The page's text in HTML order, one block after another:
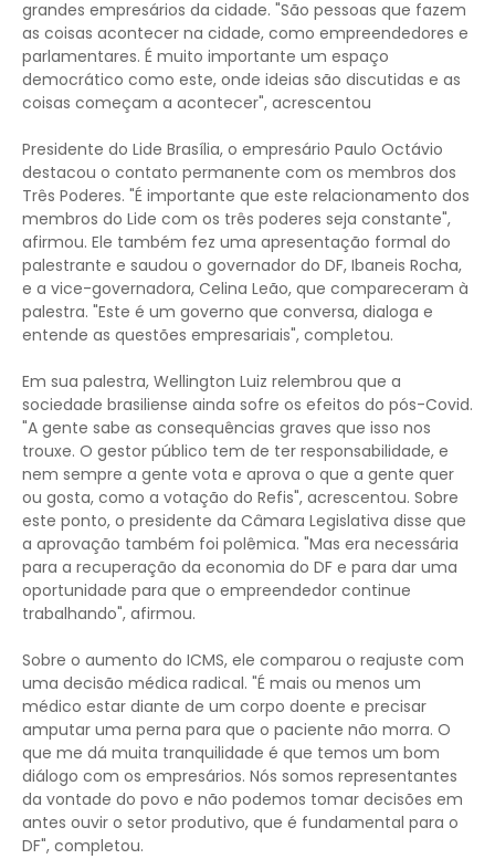
grandes empresários da cidade. "São pessoas que fazem
as coisas acontecer na cidade, como empreendedores e
parlamentares. É muito importante um espaço
democrático como este, onde ideias são discutidas e as
coisas começam a acontecer", acrescentou
Presidente do Lide Brasília, o empresário Paulo Octávio
destacou o contato permanente com os membros dos
Três Poderes. "É importante que este relacionamento dos
membros do Lide com os três poderes seja constante",
afirmou. Ele também fez uma apresentação formal do
palestrante e saudou o governador do DF, Ibaneis Rocha,
e a vice-governadora, Celina Leão, que compareceram à
palestra. "Este é um governo que conversa, dialoga e
entende as questões empresariais", completou.
Em sua palestra, Wellington Luiz relembrou que a
sociedade brasiliense ainda sofre os efeitos do pós-Covid.
"A gente sabe as consequências graves que isso nos
trouxe. O gestor público tem de ter responsabilidade, e
nem sempre a gente vota e aprova o que a gente quer
ou gosta, como a votação do Refis", acrescentou. Sobre
este ponto, o presidente da Câmara Legislativa disse que
a aprovação também foi polêmica. "Mas era necessária
para a recuperação da economia do DF e para dar uma
oportunidade para que o empreendedor continue
trabalhando", afirmou.
Sobre o aumento do ICMS, ele comparou o reajuste com
uma decisão médica radical. "É mais ou menos um
médico estar diante de um corpo doente e precisar
amputar uma perna para que o paciente não morra. O
que me dá muita tranquilidade é que temos um bom
diálogo com os empresários. Nós somos representantes
da vontade do povo e não podemos tomar decisões em
antes ouvir o setor produtivo, que é fundamental para o
DF", completou.